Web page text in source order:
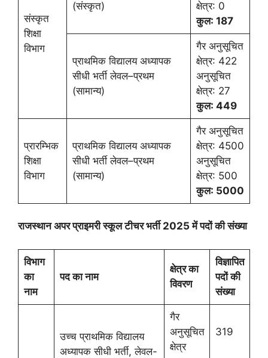
संस्कृत
शिक्षा
विभाग
(संस्कृत)
क्षेत्र: 0
कुल: 187
प्राथमिक विद्यालय अध्यापक
सीधी भर्ती लेवल–प्रथम
(सामान्य)
गैर अनुसूचित
क्षेत्र: 422
अनुसूचित
क्षेत्र: 27
कुल: 449
प्रारम्भिक
शिक्षा
विभाग
प्राथमिक विद्यालय अध्यापक
सीधी भर्ती लेवल–प्रथम
(सामान्य)
गैर अनुसूचित
क्षेत्र: 4500
अनुसूचित
क्षेत्र: 500
कुल: 5000
राजस्थान अपर प्राइमरी स्कूल टीचर भर्ती 2025 में पदों की संख्या
विभाग
का
नाम
पद का नाम
क्षेत्र का
विवरण
विज्ञापित
पदों की
संख्या
उच्च प्राथमिक विद्यालय
अध्यापक सीधी भर्ती, लेवल-
गैर
अनुसूचित
क्षेत्र
319